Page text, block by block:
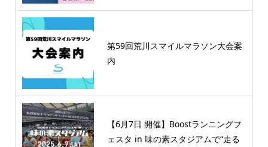
第59回荒川スマイルマラソン大会案
内
【6月7日 開催】Boostランニングフ
ェスタ in 味の素スタジアムで“走る